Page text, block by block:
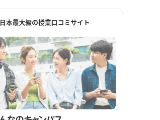
日本最大級の授業口コミサイト